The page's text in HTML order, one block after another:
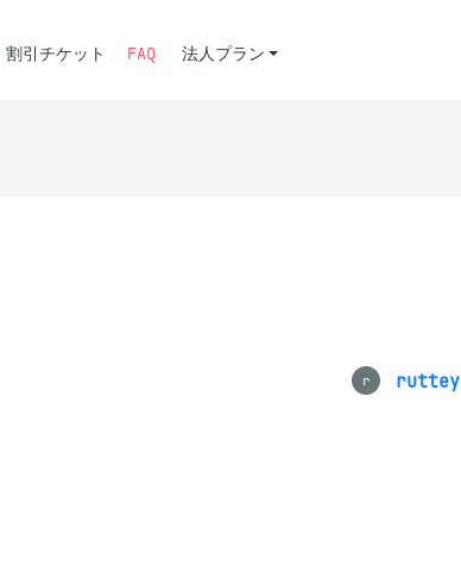
割引チケット FAQ 法人プラン
r ruttey